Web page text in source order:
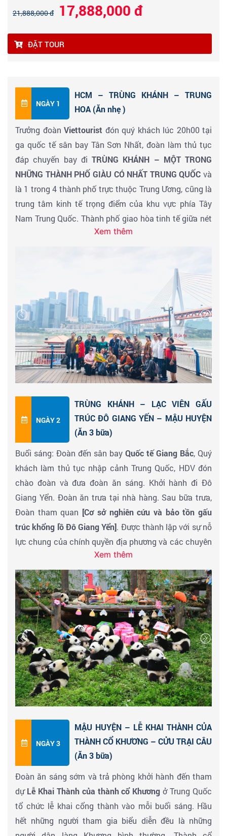
21,888,000 đ 17,888,000 đ
ĐẶT TOUR
NGÀY 1
HCM – TRÙNG KHÁNH – TRUNG
HOA (Ăn nhẹ )
Trưởng đoàn Viettourist đón quý khách lúc 20h00 tại
ga quốc tế sân bay Tân Sơn Nhất, đoàn làm thủ tục
đáp chuyến bay đi TRÙNG KHÁNH – MỘT TRONG
NHỮNG THÀNH PHỐ GIÀU CÓ NHẤT TRUNG QUỐC và
là 1 trong 4 thành phố trực thuộc Trung Ương, cũng là
trung tâm kinh tế trọng điểm của khu vực phía Tây
Nam Trung Quốc. Thành phố giao hòa tinh tế giữa nét
cổ điển và hiện đại trong từng nét kiến trúc, khác biệt
Air China: HCM -
TRÙNG KHÁNH :: 23h20 Đến lúc 05h00 & TRÙNG
KHÁNH - HCM :: 18H25 Đến lúc 21h15
Xem thêm
NGÀY 2
TRÙNG KHÁNH – LẠC VIÊN GẤU
TRÚC ĐÔ GIANG YẾN – MẬU HUYỆN
(Ăn 3 bữa)
Buổi sáng: Đoàn đến sân bay Quốc tế Giang Bắc, Quý
khách làm thủ tục nhập cảnh Trung Quốc, HDV đón
chào đoàn và đưa đoàn ăn sáng. Khởi hành đi Đô
Giang Yển. Đoàn ăn trưa tại nhà hàng. Sau bữa trưa,
Đoàn tham quan [Cơ sở nghiên cứu và bảo tồn gấu
trúc khổng lồ Đô Giang Yển]. Được thành lập với sự nỗ
lực chung của chính quyền địa phương và các chuyên
gia về động vật hoang dã, cơ sở này đã trở thành một
nhân tố thiết yếu trong việc bảo vệ các loài động vật
có nguy cơ tuyệt chủng này.
Đến giờ hẹn đoàn khởi hành về Mậu Huyện. Đoàn
dùng bữa tối – nhận phòng khách sạn nghỉ ngơi.
Xem thêm
NGÀY 3
MẬU HUYỆN – LỄ KHAI THÀNH CỦA
THÀNH CỔ KHƯƠNG – CỬU TRẠI CÂU
(Ăn 3 bữa)
Đoàn ăn sáng sớm và trả phòng khởi hành đến tham
dựLễ Khai Thành của thành cổ Khươngở Trung Quốc
tổ chức lễ khai cổng thành vào mỗi buổi sáng. Hầu
hết những người tham gia biểu diễn đều là những